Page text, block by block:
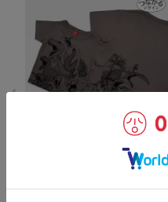
timate Tournament×OJICO「Th
¥4,290(税込)